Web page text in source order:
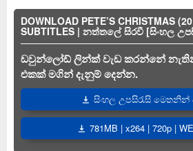
DOWNLOAD PETE’S CHRISTMAS
SUBTITLES | නත්තලේ සිරවී [සිංහල
ඩවුන්ලෝඩ් ලින්ක් වැඩ කරන්නේ
එකක් මගින් දැනුම් දෙන්න.
සිංහල උපසිරැසි
781MB | x264 | 720p |